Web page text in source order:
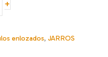
+
enlozados, JARROS